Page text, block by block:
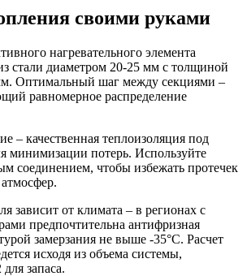
своими руками
нагревательного элемента
стали диаметром 20-25 мм с толщиной
Оптимальный шаг между секциями –
равномерное распределение
– качественная теплоизоляция под
минимизации потерь. Используйте
соединением, чтобы избежать протечек
зависит от климата – в регионах с
предпочтительна антифризная
замерзания не выше -35°C. Расчет
исходя из объема системы,
запаса.